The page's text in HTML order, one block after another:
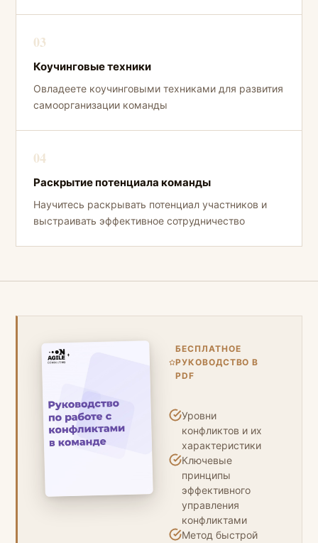
03
Коучинговые техники
Овладеете коучинговыми техниками для развития
самоорганизации команды
04
Раскрытие потенциала команды
Научитесь раскрывать потенциал участников и
выстраивать эффективное сотрудничество
БЕСПЛАТНОЕ
РУКОВОДСТВО В
PDF
Уровни
конфликтов и их
характеристики
Ключевые
принципы
эффективного
управления
конфликтами
Метод быстрой